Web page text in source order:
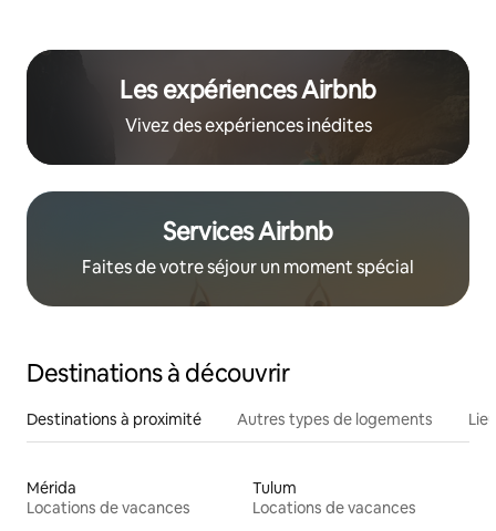
Les expériences Airbnb
Vivez des expériences inédites
Services Airbnb
Faites de votre séjour un moment spécial
Destinations à découvrir
Destinations à proximité Autres types de logements
Mérida
Locations de vacances
Tulum
Locations de vacances